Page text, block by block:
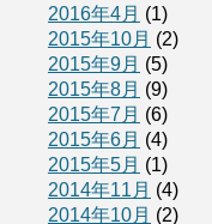
2016年4月 (1)
2015年10月 (2)
2015年9月 (5)
2015年8月 (9)
2015年7月 (6)
2015年6月 (4)
2015年5月 (1)
2014年11月 (4)
2014年10月 (2)